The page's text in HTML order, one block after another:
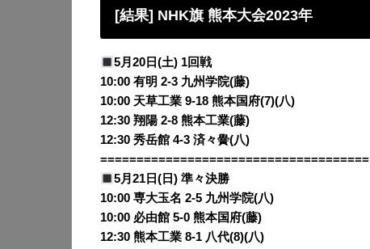
[結果] NHK旗 熊本大会2023年
5月20日(土) 1回戦
10:00 有明 2-3 九州学院(藤)
10:00 天草工業 9-18 熊本国府(7)(八)
12:30 翔陽 2-8 熊本工業(藤)
12:30 秀岳館 4-3 済々黌(八)
=====================================
5月21日(日) 準々決勝
10:00 専大玉名 2-5 九州学院(八)
10:00 必由館 5-0 熊本国府(藤)
12:30 熊本工業 8-1 八代(8)(八)